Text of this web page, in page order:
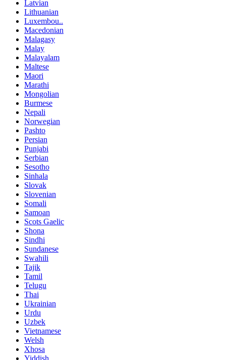
Latvian
Lithuanian
Luxembou..
Macedonian
Malagasy
Malay
Malayalam
Maltese
Maori
Marathi
Mongolian
Burmese
Nepali
Norwegian
Pashto
Persian
Punjabi
Serbian
Sesotho
Sinhala
Slovak
Slovenian
Somali
Samoan
Scots Gaelic
Shona
Sindhi
Sundanese
Swahili
Tajik
Tamil
Telugu
Thai
Ukrainian
Urdu
Uzbek
Vietnamese
Welsh
Xhosa
Yiddish